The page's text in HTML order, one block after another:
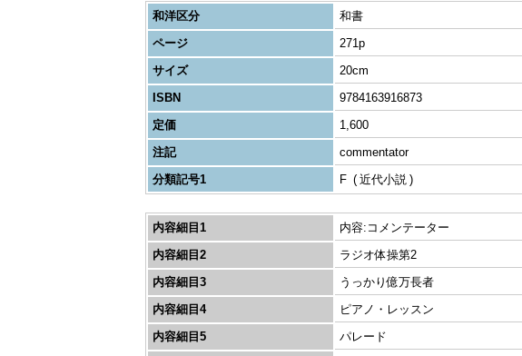
和洋区分
和書
ページ
271p
サイズ
20cm
ISBN
9784163916873
定価
1,600
注記
commentator
分類記号1
F 近代小説
内容細目1
内容:コメンテーター
内容細目2
ラジオ体操第2
内容細目3
うっかり億万長者
内容細目4
ピアノ・レッスン
内容細目5
パレード